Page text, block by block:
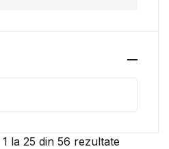
1 la 25 din 56 rezultate